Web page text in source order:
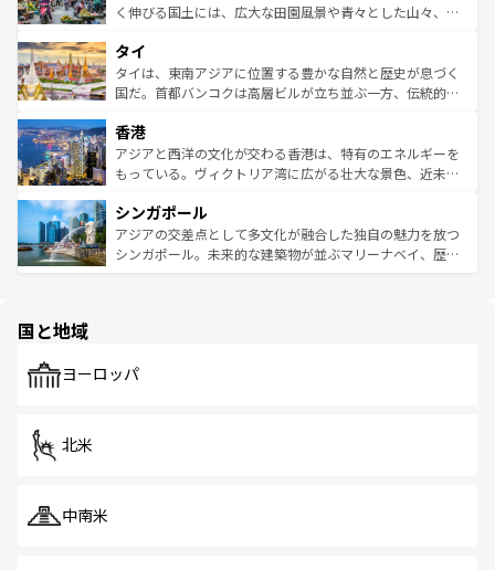
照してほしい。
まで、さまざまな韓国料理が待っている。夜には、韓国な
リティに包まれながら、韓国の多彩な魅力を心ゆくまで味
わってみてほしい。 なお、新着の韓国情報はコンテンツ一
覧を参照してほしい。
く伸びる国土には、広大な田園風景や青々とした山々、世
急速な発展と共に伝統が息づく。ハノイの古い町並みやホ
ーチミン市のフランス統治時代の建物も、独特の雰囲気を
醸し出している。また、バラエティの豊かさとおいしさで
とつ。フォーやバインミー、ベトナムコーヒーなどは、ぜ
ひ現地で味わいたい。どの地域を訪れてもあたたかい人々
が旅行者を迎えてくれるので、きっと忘れられない旅にな
参照してほしい。
タイ
タイは、東南アジアに位置する豊かな自然と歴史が息づく
国だ。首都バンコクは高層ビルが立ち並ぶ一方、伝統的な
の活気が交差している。北部ではチェンマイなどの山岳地
帯で自然と触れ合い、南部ではプーケットやクラビの美し
いビーチでリゾート気分を楽しむことができる。タイ料理
激する。気候は一年中温暖で、どの季節にも異なる楽しみ
が待っている。親しみやすいタイの人々、仏教を中心とし
た文化、そして多様な観光資源が、訪れる旅人を魅了し続
香港
アジアと西洋の文化が交わる香港は、特有のエネルギーを
もっている。ヴィクトリア湾に広がる壮大な景色、近未来
み、どこを訪れても感動するはず。観光スポットが密集し
ており、効率よく見どころを回れるのも魅力。息をのむよ
うな絶景から文化的な体験まで、香港を存分に楽しみ尽く
シンガポール
アジアの交差点として多文化が融合した独自の魅力を放つ
シンガポール。未来的な建築物が並ぶマリーナベイ、歴史
で、ホーカーズは地元の風情を楽しめる外せないスポット
国と地域
ヨーロッパ
北米
中南米